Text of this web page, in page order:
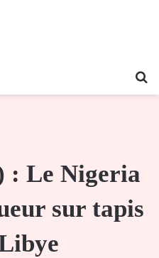
: Le Nigeria
sur tapis